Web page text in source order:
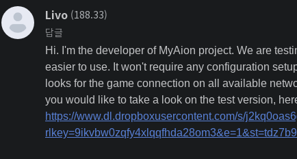
Livo (188.33)
답글
Hi. I'm the developer of MyAion project. We are
easier to use. It won't require any configuration
looks for the game connection on all available
you would like to take a look on the test version,
https://www.dl.dropboxusercontent.com/s/